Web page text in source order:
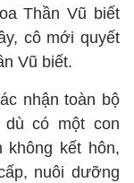
Thần Vũ biết
cô mới quyết
Vũ biết.
nhận toàn bộ
có một con
không kết hôn,
nuôi dưỡng